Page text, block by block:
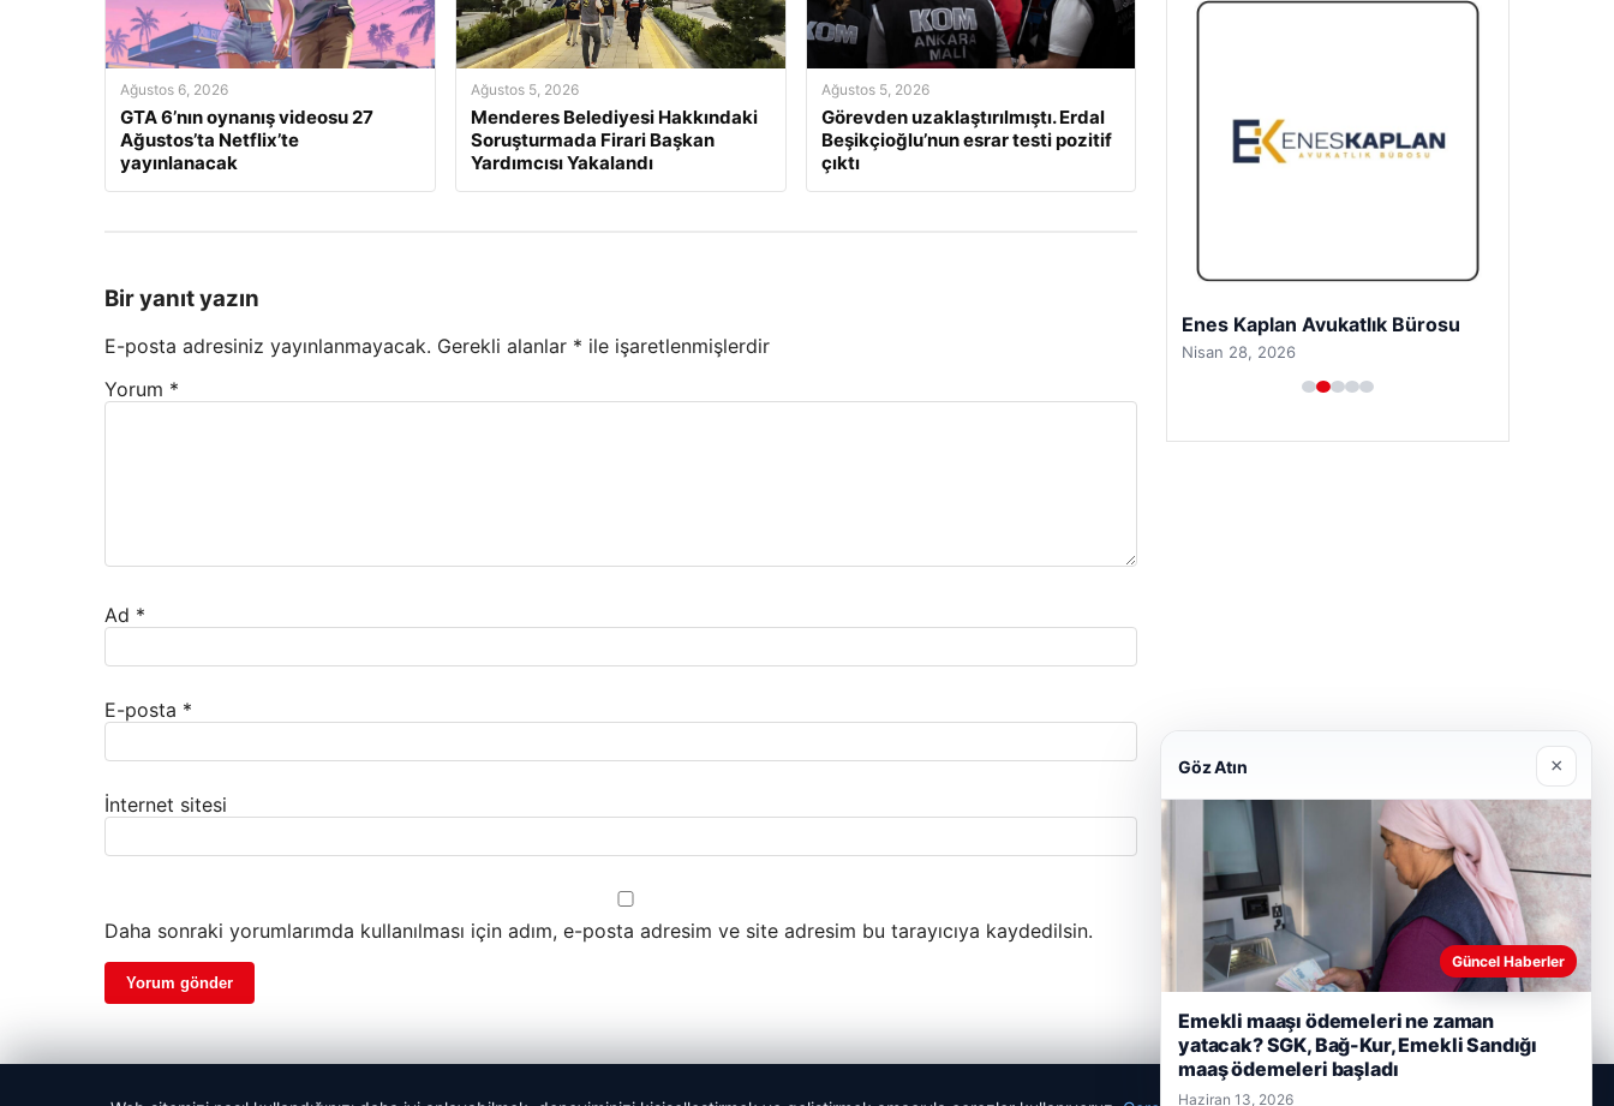
Ağustos 6, 2026
GTA 6’nın oynanış videosu 27
Ağustos’ta Netflix’te
yayınlanacak
Ağustos 5, 2026
Menderes Belediyesi Hakkındaki
Soruşturmada Firari Başkan
Yardımcısı Yakalandı
Ağustos 5, 2026
Görevden uzaklaştırılmıştı. Erdal
Beşikçioğlu’nun esrar testi pozitif
çıktı
Bir yanıt yazın
E-posta adresiniz yayınlanmayacak. Gerekli alanlar * ile işaretlenmişlerdir
Yorum *
Ad *
E-posta *
İnternet sitesi
Daha sonraki yorumlarımda kullanılması için adım, e-posta adresim ve site adresim bu tarayıcıya kaydedilsin.
Enes Kaplan Avukatlık Bürosu
Nisan 28, 2026
Göz Atın ×
Güncel Haberler
Emekli maaşı ödemeleri ne zaman
yatacak? SGK, Bağ-Kur, Emekli Sandığı
maaş ödemeleri başladı
Haziran 13, 2026